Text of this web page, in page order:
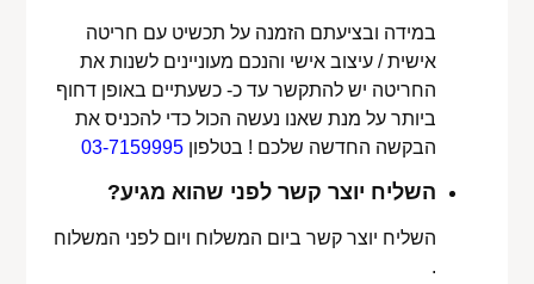
במידה ובציעתם הזמנה על תכשיט עם חריטה
אישית / עיצוב אישי והנכם מעוניינים לשנות את
החריטה יש להתקשר עד כ- כשעתיים באופן דחוף
ביותר על מנת שאנו נעשה הכול כדי להכניס את
הבקשה החדשה שלכם ! בטלפון03-7159995
השליח יוצר קשר לפני שהוא מגיע?
השליח יוצר קשר ביום המשלוח ויום לפני המשלוח
.